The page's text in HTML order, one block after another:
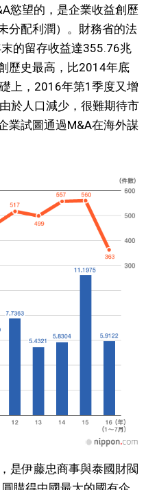
慾望的，是企業收益創歷
分配利潤）。財務省的法
的留存收益達355.76兆
歷史最高，比2014年底
上，2016年第1季度又增
於人口減少，很難期待市
業試圖通過M&A在海外謀
是伊藤忠商事與泰國財閥